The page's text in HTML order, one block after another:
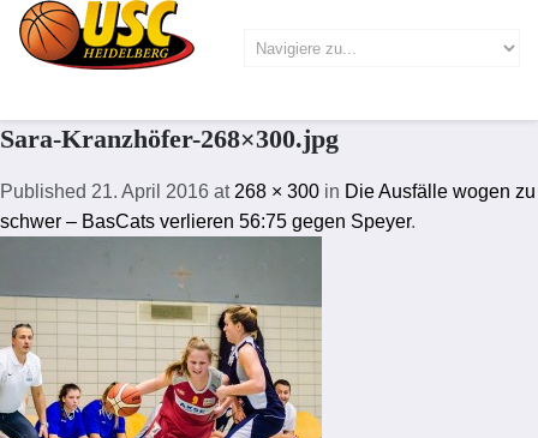
Sara-Kranzhöfer-268×300.jpg
Published 21. April 2016 at 268 × 300 in Die Ausfälle wogen zu
schwer – BasCats verlieren 56:75 gegen Speyer.